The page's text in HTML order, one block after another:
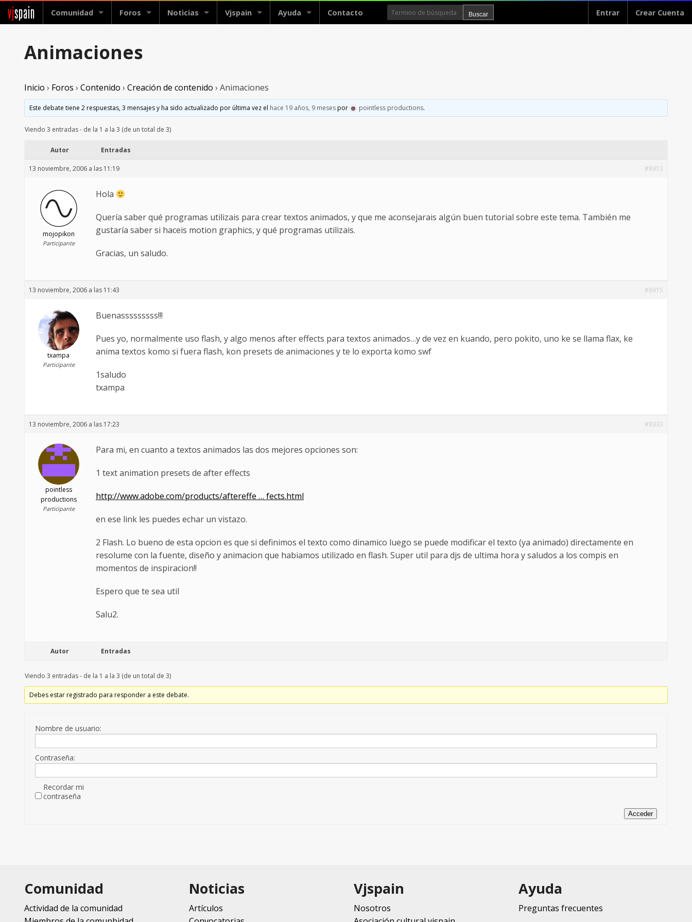
vjspain Comunidad Foros Noticias Vjspain Ayuda Contacto Entrar Crear Cuenta
Animaciones
Inicio › Foros › Contenido › Creación de contenido › Animaciones
Este debate tiene 2 respuestas, 3 mensajes y ha sido actualizado por última vez el hace 19 años, 9 mesespor pointless productions.
Viendo 3 entradas - de la 1 a la 3 (de un total de 3)
Autor Entradas
13 noviembre, 2006 a las 11:19 #8913
mojopikon
Participante
Hola
Quería saber qué programas utilizais para crear textos animados, y que me aconsejarais algún buen tutorial sobre este tema. También me
gustaría saber si haceis motion graphics, y qué programas utilizais.
Gracias, un saludo.
13 noviembre, 2006 a las 11:43 #8915
txampa
Participante
Buenasssssssss!!!
Pues yo, normalmente uso flash, y algo menos after effects para textos animados…y de vez en kuando, pero pokito, uno ke se llama flax, ke
anima textos komo si fuera flash, kon presets de animaciones y te lo exporta komo swf
1saludo
txampa
13 noviembre, 2006 a las 17:23 #8933
pointless
productions
Participante
Para mi, en cuanto a textos animados las dos mejores opciones son:
1 text animation presets de after effects
http://www.adobe.com/products/aftereffe … fects.html
en ese link les puedes echar un vistazo.
2 Flash. Lo bueno de esta opcion es que si definimos el texto como dinamico luego se puede modificar el texto (ya animado) directamente en
resolume con la fuente, diseño y animacion que habiamos utilizado en flash. Super util para djs de ultima hora y saludos a los compis en
momentos de inspiracion!!
Espero que te sea util
Salu2.
Autor Entradas
Viendo 3 entradas - de la 1 a la 3 (de un total de 3)
Debes estar registrado para responder a este debate.
Nombre de usuario:
Contraseña:
Recordar mi
contraseña
Acceder
Comunidad
Actividad de la comunidad
Noticias
Artículos
Vjspain
Nosotros
Ayuda
Preguntas frecuentes